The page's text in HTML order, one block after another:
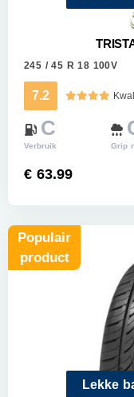
245 / 45 R 18 100V
7.2
C
Verbruik Grip
€ 63.99
Lekke
Populair
product